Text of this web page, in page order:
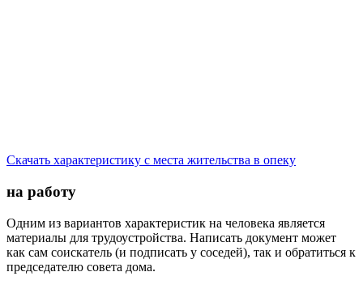
Скачать характеристику с места жительства в опеку
на работу
Одним из вариантов характеристик на человека является
материалы для трудоустройства. Написать документ может
как сам соискатель (и подписать у соседей), так и обратиться к
председателю совета дома.